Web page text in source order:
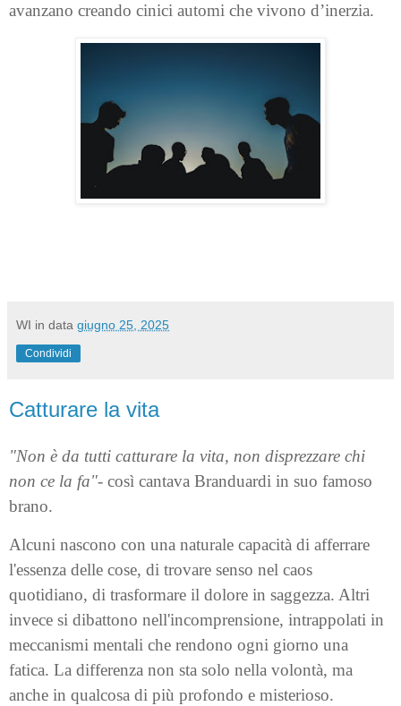
avanzano creando cinici automi che vivono d’inerzia.
WI in data giugno 25, 2025
Condividi
Catturare la vita
"Non è da tutti catturare la vita, non disprezzare chi
non ce la fa"- così cantava Branduardi in suo famoso
brano.
Alcuni nascono con una naturale capacità di afferrare
l'essenza delle cose, di trovare senso nel caos
quotidiano, di trasformare il dolore in saggezza. Altri
invece si dibattono nell'incomprensione, intrappolati in
meccanismi mentali che rendono ogni giorno una
fatica. La differenza non sta solo nella volontà, ma
anche in qualcosa di più profondo e misterioso.